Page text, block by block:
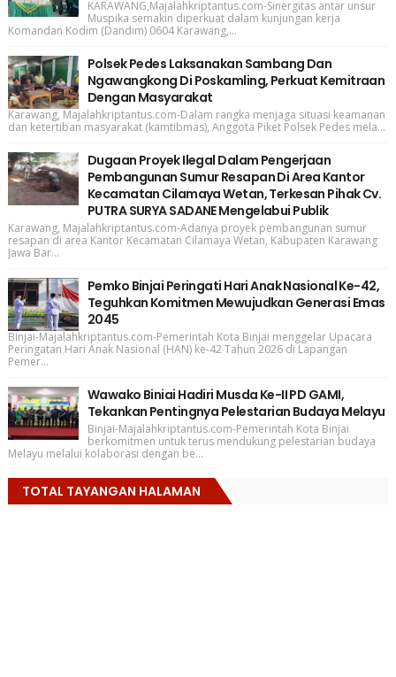
KARAWANG,Majalahkriptantus.com-Sinergitas antar unsur
Muspika semakin diperkuat dalam kunjungan kerja
Komandan Kodim (Dandim) 0604 Karawang,...
Polsek Pedes Laksanakan Sambang Dan
Ngawangkong Di Poskamling, Perkuat Kemitraan
Dengan Masyarakat
Karawang, Majalahkriptantus.com-Dalam rangka menjaga situasi keamanan
dan ketertiban masyarakat (kamtibmas), Anggota Piket Polsek Pedes mela...
Dugaan Proyek Ilegal Dalam Pengerjaan
Pembangunan Sumur Resapan Di Area Kantor
Kecamatan Cilamaya Wetan, Terkesan Pihak Cv.
PUTRA SURYA SADANE Mengelabui Publik
Karawang, Majalahkriptantus.com-Adanya proyek pembangunan sumur
resapan di area Kantor Kecamatan Cilamaya Wetan, Kabupaten Karawang
Jawa Bar...
Pemko Binjai Peringati Hari Anak Nasional Ke-42,
Teguhkan Komitmen Mewujudkan Generasi Emas
2045
Binjai-Majalahkriptantus.com-Pemerintah Kota Binjai menggelar Upacara
Peringatan Hari Anak Nasional (HAN) ke-42 Tahun 2026 di Lapangan
Pemer...
Wawako Biniai Hadiri Musda Ke-II PD GAMI,
Tekankan Pentingnya Pelestarian Budaya Melayu
Binjai-Majalahkriptantus.com-Pemerintah Kota Binjai
berkomitmen untuk terus mendukung pelestarian budaya
Melayu melalui kolaborasi dengan be...
TOTAL TAYANGAN HALAMAN